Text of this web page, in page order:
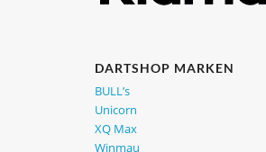
DARTSHOP MARKEN
BULL’s
Unicorn
XQ Max
Winmau